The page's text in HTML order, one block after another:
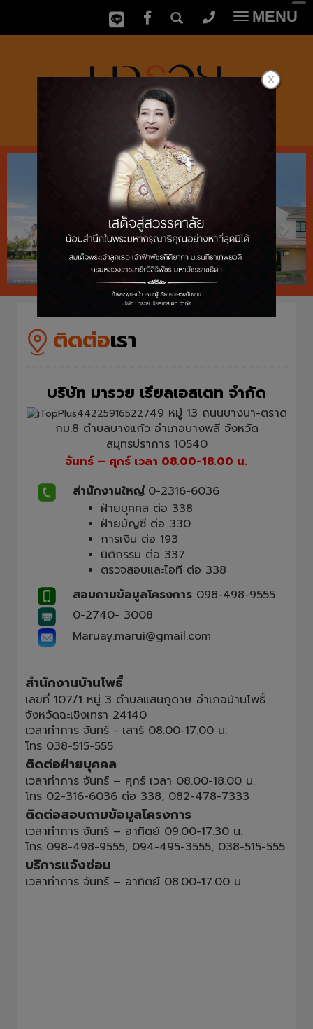
Toggle
MENU
ติดต่อเรา
บริษัท มารวย เรียลเอสเตท จำกัด
49 หมู่ 13 ถนนบางนา-ตราด
กม.8 ตำบลบางแก้ว อำเภอบางพลี จังหวัด
สมุทรปราการ 10540
จันทร์ – ศุกร์ เวลา 08.00-18.00 น.
สำนักงานใหญ่ 0-2316-6036
ฝ่ายบุคคล ต่อ 338
ฝ่ายบัญชี ต่อ 330
การเงิน ต่อ 193
นิติกรรม ต่อ 337
ตรวจสอบและไอที ต่อ 338
สอบถามข้อมูลโครงการ 098-498-9555
0-2740- 3008
Maruay.marui@gmail.com
สำนักงานบ้านโพธิ์
เลขที่ 107/1 หมู่ 3 ตำบลแสนภูดาษ อำเภอบ้านโพธิ์
จังหวัดฉะเชิงเทรา 24140
เวลาทำการ จันทร์ - เสาร์ 08.00-17.00 น.
โทร 038-515-555
ติดต่อฝ่ายบุคคล
เวลาทำการ จันทร์ – ศุกร์ เวลา 08.00-18.00 น.
โทร 02-316-6036 ต่อ 338, 082-478-7333
ติดต่อสอบถามข้อมูลโครงการ
เวลาทำการ จันทร์ – อาทิตย์ 09.00-17.30 น.
โทร 098-498-9555, 094-495-3555, 038-515-555
บริการแจ้งซ่อม
เวลาทำการ จันทร์ – อาทิตย์ 08.00-17.00 น.